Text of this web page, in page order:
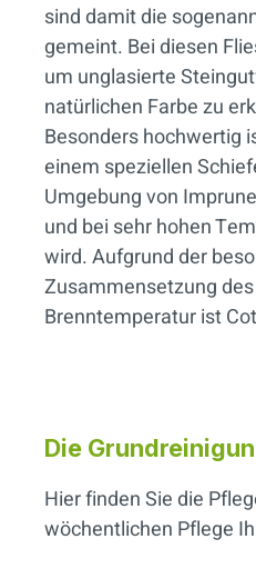
sind damit die
gemeint. Bei diesen
um unglasierte
natürlichen Farbe zu
Besonders hochwertig
einem speziellen
Umgebung von
und bei sehr hohen
wird. Aufgrund der
Zusammensetzung
Brenntemperatur ist
Die
Hier finden Sie die
wöchentlichen Pflege